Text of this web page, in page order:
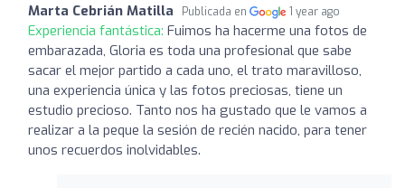
Marta Cebrián Matilla Publicada en 1 year ago
Experiencia fantástica: Fuimos ha hacerme una fotos de
embarazada, Gloria es toda una profesional que sabe
sacar el mejor partido a cada uno, el trato maravilloso,
una experiencia única y las fotos preciosas, tiene un
estudio precioso. Tanto nos ha gustado que le vamos a
realizar a la peque la sesión de recién nacido, para tener
unos recuerdos inolvidables.